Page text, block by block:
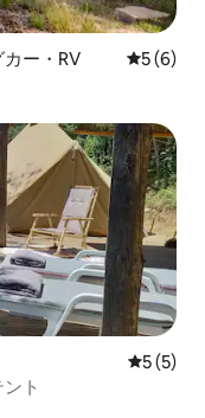
ー・RV レビュー
5 (6)
レビュー
5 (5)
ト